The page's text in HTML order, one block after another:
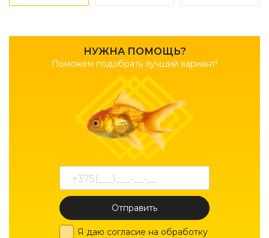
НУЖНА ПОМОЩЬ?
Поможем подобрать лучший вариант!
Отправить
Я даю согласие на обработку